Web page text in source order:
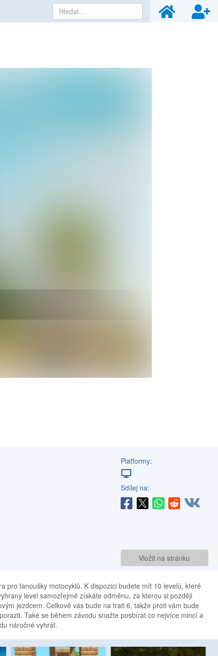
Platformy:
Sdílej na:
Vložit na stránku
pro fanoušky motocyklů. K dispozici budete mít 10 levelů, které
level samozřejmě získáte odměnu, za kterou si později
jezdcem. Celkově vás bude na trati 6, takže proti vám bude
Také se během závodu snažte posbírat co nejvíce mincí a
náročné vyhrát.